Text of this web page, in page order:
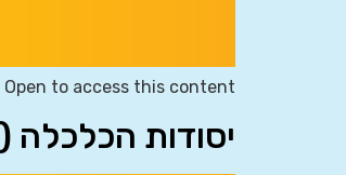
Open to access this content
יסודות הכלכלה